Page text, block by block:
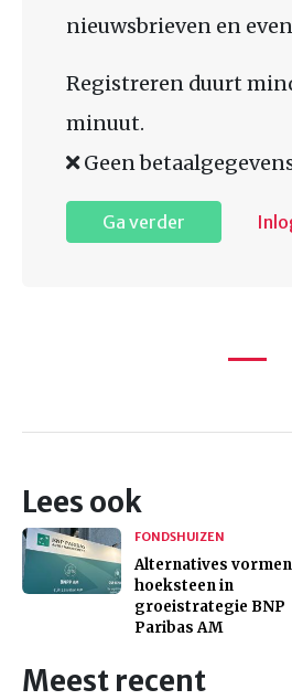
nieuwsbrieven en
Registreren duurt
minuut.
Geen
Ga verder
Lees ook
FONDSHUIZEN
Alternatives vormen
hoeksteen in
groeistrategie BNP
Paribas AM
Meest recent